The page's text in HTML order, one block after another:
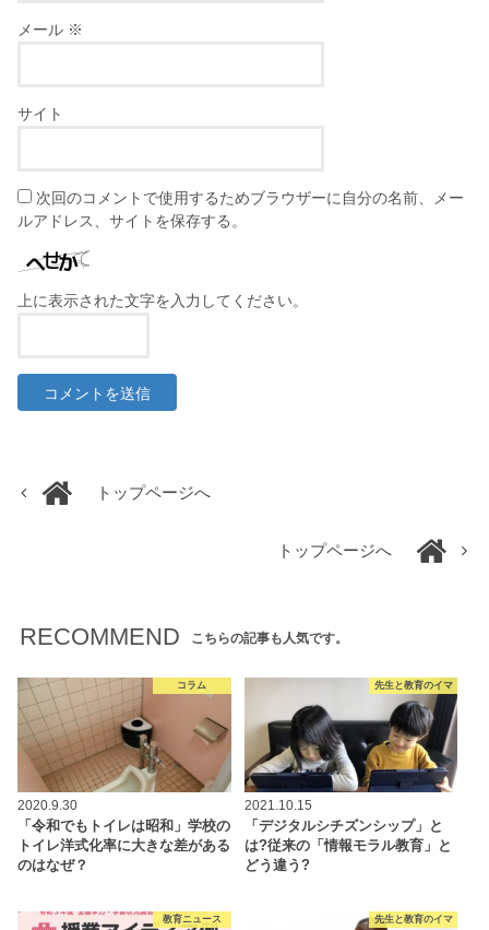
メール ※
サイト
次回のコメントで使用するためブラウザーに自分の名前、メー
ルアドレス、サイトを保存する。
上に表示された文字を入力してください。
トップページへ
トップページへ
RECOMMEND こちらの記事も人気です。
コラム
2020.9.30
「令和でもトイレは昭和」学校の
トイレ洋式化率に大きな差がある
のはなぜ？
先生と教育のイマ
2021.10.15
「デジタルシチズンシップ」と
は?従来の「情報モラル教育」と
どう違う?
教育ニュース 先生と教育のイマ